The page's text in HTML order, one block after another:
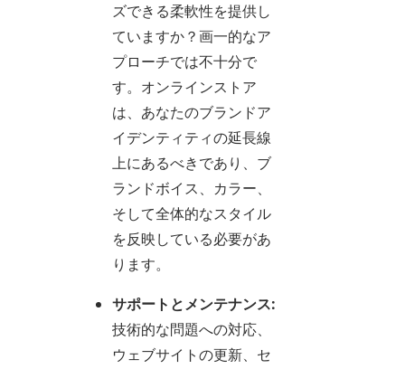
ズできる柔軟性を提供し
ていますか？画一的なア
プローチでは不十分で
す。オンラインストア
は、あなたのブランドア
イデンティティの延長線
上にあるべきであり、ブ
ランドボイス、カラー、
そして全体的なスタイル
を反映している必要があ
ります。
サポートとメンテナンス:
技術的な問題への対応、
ウェブサイトの更新、セ